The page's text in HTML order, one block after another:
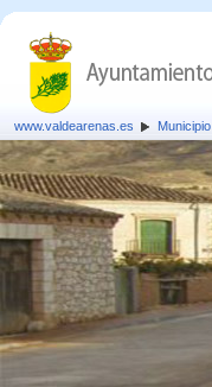
www.valdearenas.es Municipio